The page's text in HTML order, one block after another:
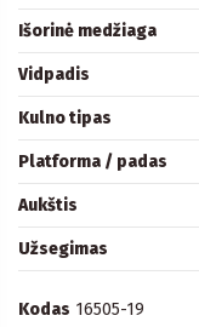
Išorinė medžiaga
Vidpadis
Kulno tipas
Platforma / padas
Aukštis
Užsegimas
Kodas 16505-19